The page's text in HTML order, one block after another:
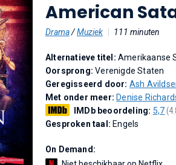
American
Drama/Muziek 111 minuten
Alternatieve titel: Amerikaanse
Oorsprong:Verenigde Staten
Geregisseerd door: Ash
Met onder meer: Denise
IMDb beoordeling: 5,7
Gesproken taal: Engels
On Demand: